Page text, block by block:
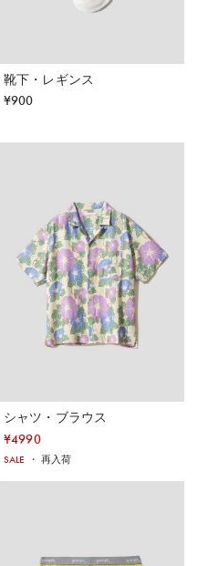
靴下・レギンス
¥900
シャツ・ブラウス
¥4990
SALE ・再入荷